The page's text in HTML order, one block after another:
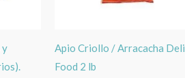
y
Apio Criollo / Arracacha Deli
Food 2 lb
lb